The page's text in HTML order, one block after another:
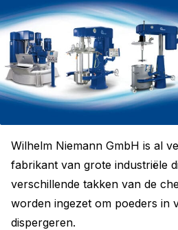
Wilhelm Niemann GmbH is al
fabrikant van grote industriële
verschillende takken van de
worden ingezet om poeders in
dispergeren.